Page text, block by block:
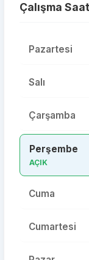
Çalışma
Pazartesi
Salı
Çarşamba
Perşembe
AÇIK
Cuma
Cumartesi